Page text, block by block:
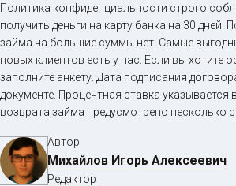
Политика конфиденциальности строго
получить деньги на карту банка на 30 дней.
займа на большие суммы нет. Самые
новых клиентов есть у нас. Если вы хотите
заполните анкету. Дата подписания
документе. Процентная ставка указывается
возврата займа предусмотрено несколько
Автор:
Михайлов Игорь Алексеевич
Редактор